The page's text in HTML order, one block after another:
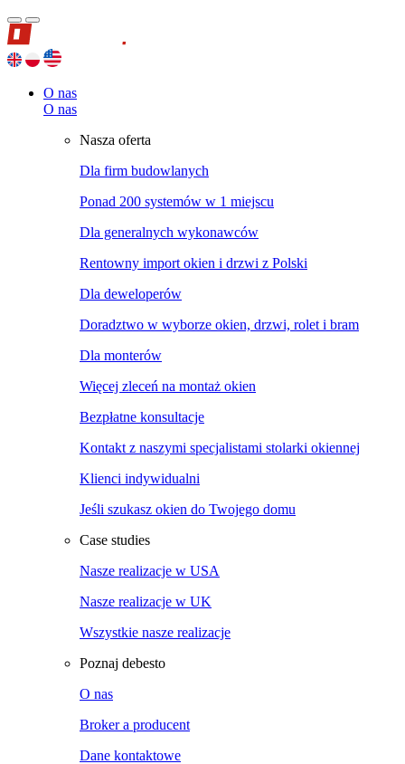
O nas
O nas
Nasza oferta
Dla firm budowlanych
Ponad 200 systemów w 1 miejscu
Dla generalnych wykonawców
Rentowny import okien i drzwi z Polski
Dla deweloperów
Doradztwo w wyborze okien, drzwi, rolet i bram
Dla monterów
Więcej zleceń na montaż okien
Bezpłatne konsultacje
Kontakt z naszymi specjalistami stolarki okiennej
Klienci indywidualni
Jeśli szukasz okien do Twojego domu
Case studies
Nasze realizacje w USA
Nasze realizacje w UK
Wszystkie nasze realizacje
Poznaj debesto
O nas
Broker a producent
Dane kontaktowe